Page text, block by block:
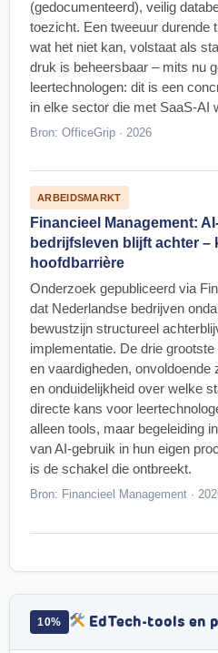
(gedocumenteerd), veilig
toezicht. Een tweeuur durende
wat het niet kan, volstaat als
druk is beheersbaar – mits nu
leertechnologen: dit is een
in elke sector die met SaaS-AI
Bron: OfficeGrip · 2026
ARBEIDSMARKT
Financieel Management:
bedrijfsleven blijft achter –
hoofdbarrière
Onderzoek gepubliceerd via
dat Nederlandse bedrijven
bewustzijn structureel
implementatie. De drie
en vaardigheden,
en onduidelijkheid over welke
directe kans voor
alleen tools, maar begeleiding
van AI-gebruik in hun eigen
is de schakel die ontbreekt.
Bron: Financieel Management ·
10% EdTech-tools en